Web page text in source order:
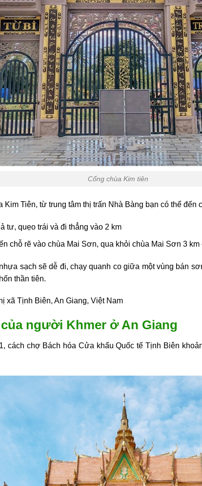
Cổng chùa Kim tiên
Kim Tiên, từ trung tâm thị trấn Nhà Bàng bạn có thể đến
tư, quẹo trái và đi thẳng vào 2 km
chỗ rẽ vào chùa Mai Sơn, qua khỏi chùa Mai Sơn 3
sạch sẽ dễ đi, chạy quanh co giữa một vùng bán
thần tiên.
xã Tịnh Biên, An Giang, Việt Nam
người Khmer ở An Giang
cách chợ Bách hóa Cửa khẩu Quốc tế Tịnh Biên